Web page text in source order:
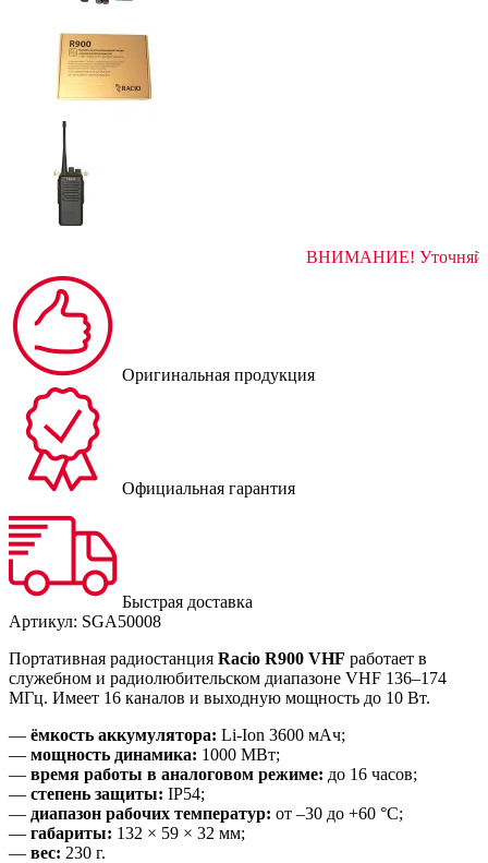
ВНИМАНИЕ!
Оригинальная продукция
Официальная гарантия
Быстрая доставка
Артикул: SGA50008
Портативная радиостанция Racio R900 VHF работает в
служебном и радиолюбительском диапазоне VHF 136–174
МГц. Имеет 16 каналов и выходную мощность до 10 Вт.
— ёмкость аккумулятора: Li-Ion 3600 мАч;
— мощность динамика: 1000 МВт;
— время работы в аналоговом режиме: до 16 часов;
— степень защиты: IP54;
— диапазон рабочих температур: от –30 до +60 °С;
— габариты: 132 × 59 × 32 мм;
— вес: 230 г.